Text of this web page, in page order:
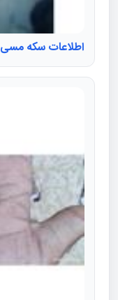
اطلاعات سكه مسی